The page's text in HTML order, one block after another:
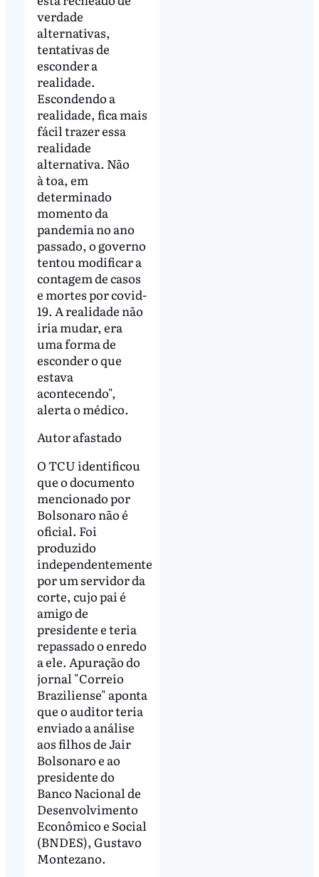
verdade
alternativas,
tentativas de
esconder a
realidade.
Escondendo a
realidade, fica mais
fácil trazer essa
realidade
alternativa. Não
à toa, em
determinado
momento da
pandemia no ano
passado, o governo
tentou modificar a
contagem de casos
e mortes por covid-
19. A realidade não
iria mudar, era
uma forma de
esconder o que
estava
acontecendo",
alerta o médico.
Autor afastado
O TCU identificou
que o documento
mencionado por
Bolsonaro não é
oficial. Foi
produzido
independentemente
por um servidor da
corte, cujo pai é
amigo de
presidente e teria
repassado o enredo
a ele. Apuração do
jornal "Correio
Braziliense" aponta
que o auditor teria
enviado a análise
aos filhos de Jair
Bolsonaro e ao
presidente do
Banco Nacional de
Desenvolvimento
Econômico e Social
(BNDES), Gustavo
Montezano.